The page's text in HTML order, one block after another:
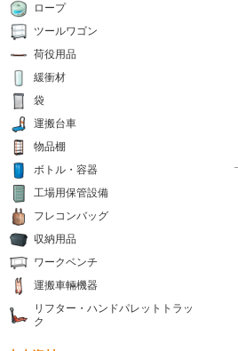
ロープ
ツールワゴン
荷役用品
緩衝材
袋
運搬台車
物品棚
ボトル・容器
工場用保管設備
フレコンバッグ
収納用品
ワークベンチ
運搬車輛機器
リフター・ハンドパレットトラッ
ク